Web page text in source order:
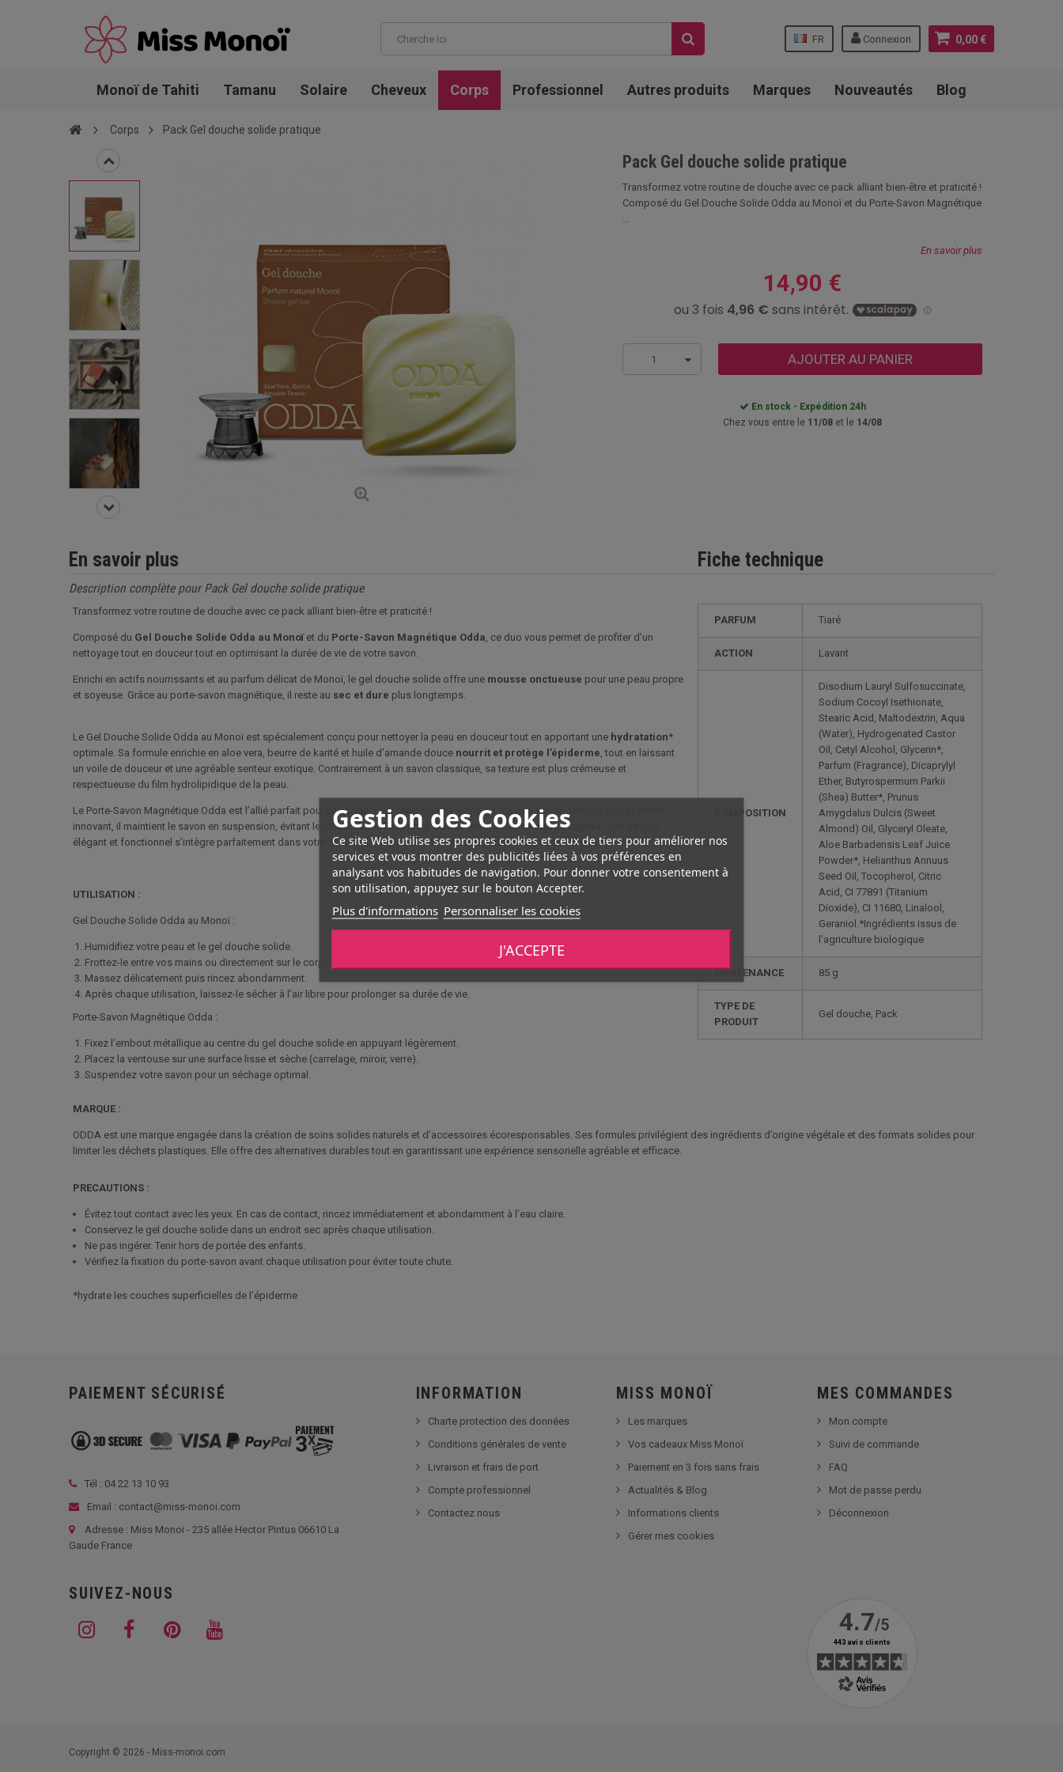
0,00 €
Connexion
FR
Gestion des Cookies
Ce site Web utilise ses propres cookies et ceux de tiers pour améliorer nos
services et vous montrer des publicités liées à vos préférences en
analysant vos habitudes de navigation. Pour donner votre consentement à
son utilisation, appuyez sur le bouton Accepter.
Plus d'informations Personnaliser les cookies
J'ACCEPTE
Monoï de Tahiti Tamanu Solaire Cheveux Corps Professionnel Autres produits Marques Nouveautés Blog
Corps Pack Gel douche solide pratique
Pack Gel douche solide pratique
Transformez votre routine de douche avec ce pack alliant bien-être et praticité !
Composé du Gel Douche Solide Odda au Monoï et du Porte-Savon Magnétique
...
En savoir plus
14,90 €
1 AJOUTER AU PANIER
En stock - Expédition 24h
Chez vous entre le 11/08 et le 14/08
Fiche technique
PARFUM Tiaré
ACTION Lavant
COMPOSITION
Disodium Lauryl Sulfosuccinate,
Sodium Cocoyl Isethionate,
Stearic Acid, Maltodextrin, Aqua
(Water), Hydrogenated Castor
Oil, Cetyl Alcohol, Glycerin*,
Parfum (Fragrance), Dicaprylyl
Ether, Butyrospermum Parkii
(Shea) Butter*, Prunus
Amygdalus Dulcis (Sweet
Almond) Oil, Glyceryl Oleate,
Aloe Barbadensis Leaf Juice
Powder*, Helianthus Annuus
Seed Oil, Tocopherol, Citric
Acid, CI 77891 (Titanium
Dioxide), CI 11680, Linalool,
Geraniol.*Ingrédients issus de
l’agriculture biologique
CONTENANCE 85 g
TYPE DE
PRODUIT
Gel douche, Pack
En savoir plus
Description complète pour Pack Gel douche solide pratique
Transformez votre routine de douche avec ce pack alliant bien-être et praticité !
Composé du Gel Douche Solide Odda au Monoïet du Porte-Savon Magnétique Odda, ce duo vous permet de profiter d’un
nettoyage tout en douceur tout en optimisant la durée de vie de votre savon.
Enrichi en actifs nourrissants et au parfum délicat de Monoï, le gel douche solide offre une mousse onctueuse pour une peau propre
et soyeuse. Grâce au porte-savon magnétique, il reste au sec et dure plus longtemps.
Le Gel Douche Solide Odda au Monoï est spécialement conçu pour nettoyer la peau en douceur tout en apportant une hydratation*
optimale. Sa formule enrichie en aloe vera, beurre de karité et huile d’amande douce nourrit et protège l’épiderme, tout en laissant
un voile de douceur et une agréable senteur exotique. Contrairement à un savon classique, sa texture est plus crémeuse et
respectueuse du film hydrolipidique de la peau.
Le Porte-Savon Magnétique Odda est l’allié parfait pour prolonger la durée de vie de votre gel douche solide. Grâce à son système
innovant, il maintient le savon en suspension, évitant le contact avec l’eau stagnante et assurant un séchage rapide
élégant et fonctionnel s’intègre parfaitement dans votre salle de bain pour une touche d’organisation et de modernité.
UTILISATION :
Gel Douche Solide Odda au Monoï :
Humidifiez votre peau et le gel douche solide.
Frottez-le entre vos mains ou directement sur le corps pour obtenir une mousse onctueuse.
Massez délicatement puis rincez abondamment.
Après chaque utilisation, laissez-le sécher à l’air libre pour prolonger sa durée de vie.
Porte-Savon Magnétique Odda :
Fixez l’embout métallique au centre du gel douche solide en appuyant légèrement.
Placez la ventouse sur une surface lisse et sèche (carrelage, miroir, verre).
Suspendez votre savon pour un séchage optimal.
MARQUE :
ODDA est une marque engagée dans la création de soins solides naturels et d’accessoires écoresponsables. Ses formules privilégient des ingrédients d’origine végétale et des formats solides pour
limiter les déchets plastiques. Elle offre des alternatives durables tout en garantissant une expérience sensorielle agréable et efficace.
PRECAUTIONS :
Évitez tout contact avec les yeux. En cas de contact, rincez immédiatement et abondamment à l’eau claire.
Conservez le gel douche solide dans un endroit sec après chaque utilisation.
Ne pas ingérer. Tenir hors de portée des enfants.
Vérifiez la fixation du porte-savon avant chaque utilisation pour éviter toute chute.
*hydrate les couches superficielles de l’épiderme
PAIEMENT SÉCURISÉ
Tél : 04 22 13 10 93
Email : contact@miss-monoi.com
Adresse : Miss Monoi - 235 allée Hector Pintus 06610 La
Gaude France
SUIVEZ-NOUS
INFORMATION
Charte protection des données
Conditions générales de vente
Livraison et frais de port
Compte professionnel
Contactez nous
MISS MONOÏ
Les marques
Vos cadeaux Miss Monoï
Paiement en 3 fois sans frais
Actualités & Blog
Informations clients
Gérer mes cookies
MES COMMANDES
Mon compte
Suivi de commande
FAQ
Mot de passe perdu
Déconnexion
Copyright © 2026 - Miss-monoi.com